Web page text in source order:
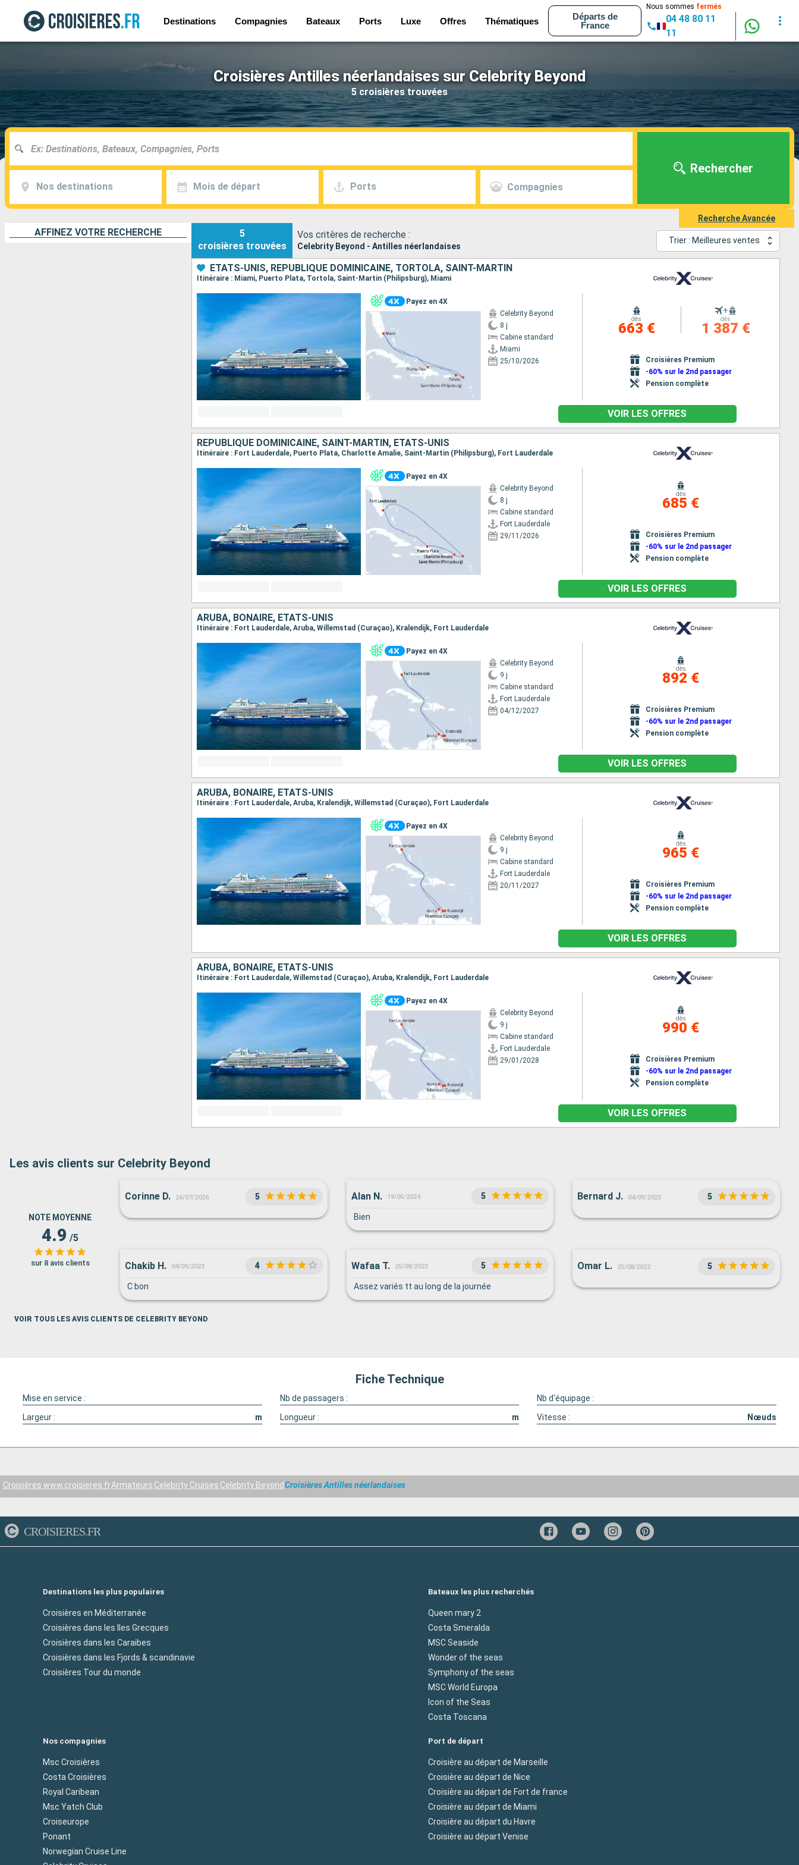
Destinations Compagnies Bateaux Ports Luxe Offres Thématiques
Départs de
France
Nous sommes fermés
04 48 80 11
11
Croisières Antilles néerlandaises sur Celebrity Beyond
5 croisières trouvées
Nos destinations Mois de départ Ports Compagnies
Rechercher
Recherche Avancée
AFFINEZ VOTRE RECHERCHE
5
croisières trouvées
Vos critères de recherche :
Celebrity Beyond - Antilles néerlandaises
Trier : Meilleures ventes
ÉTATS-UNIS, RÉPUBLIQUE DOMINICAINE, TORTOLA, SAINT-MARTIN
Itinéraire : Miami, Puerto Plata, Tortola, Saint-Martin (Philipsburg), Miami
Payez en 4X
Celebrity Beyond
8 j
Cabine standard
Miami
25/10/2026
dès
663 €
+
dès
1 387 €
Croisières Premium
-60% sur le 2nd passager
Pension complète
VOIR LES OFFRES
RÉPUBLIQUE DOMINICAINE, SAINT-MARTIN, ÉTATS-UNIS
Itinéraire : Fort Lauderdale, Puerto Plata, Charlotte Amalie, Saint-Martin (Philipsburg), Fort Lauderdale
Payez en 4X
Celebrity Beyond
8 j
Cabine standard
Fort Lauderdale
29/11/2026
dès
685 €
Croisières Premium
-60% sur le 2nd passager
Pension complète
VOIR LES OFFRES
ARUBA, BONAIRE, ÉTATS-UNIS
Itinéraire : Fort Lauderdale, Aruba, Willemstad (Curaçao), Kralendijk, Fort Lauderdale
Payez en 4X
Celebrity Beyond
9 j
Cabine standard
Fort Lauderdale
04/12/2027
dès
892 €
Croisières Premium
-60% sur le 2nd passager
Pension complète
VOIR LES OFFRES
ARUBA, BONAIRE, ÉTATS-UNIS
Itinéraire : Fort Lauderdale, Aruba, Kralendijk, Willemstad (Curaçao), Fort Lauderdale
Payez en 4X
Celebrity Beyond
9 j
Cabine standard
Fort Lauderdale
20/11/2027
dès
965 €
Croisières Premium
-60% sur le 2nd passager
Pension complète
VOIR LES OFFRES
ARUBA, BONAIRE, ÉTATS-UNIS
Itinéraire : Fort Lauderdale, Willemstad (Curaçao), Aruba, Kralendijk, Fort Lauderdale
Payez en 4X
Celebrity Beyond
9 j
Cabine standard
Fort Lauderdale
29/01/2028
dès
990 €
Croisières Premium
-60% sur le 2nd passager
Pension complète
VOIR LES OFFRES
Les avis clients sur Celebrity Beyond
NOTE MOYENNE
4.9 /5
sur 8 avis clients
Corinne D. 26/07/2026 5 Alan N. 19/05/2024 5
Bien
Bernard J. 04/09/2023 5
Chakib H. 04/09/2023 4
C bon
Wafaa T. 25/08/2023 5
Assez variés tt au long de la journée
Omar L. 25/08/2022 5
VOIR TOUS LES AVIS CLIENTS DE CELEBRITY BEYOND
Fiche Technique
Mise en service : Nb de passagers :
Nb d'équipage :
Largeur :
m Longueur : m Vitesse : Nœuds
Croisières www.croisieres.frArmateurs Celebrity Cruises Celebrity BeyondCroisières Antilles néerlandaises
CROISIERES.FR
Destinations les plus populaires
Croisières en Méditerranée
Croisières dans les Iles Grecques
Croisières dans les Caraibes
Croisières dans les Fjords & scandinavie
Croisières Tour du monde
Bateaux les plus recherchés
Queen mary 2
Costa Smeralda
MSC Seaside
Wonder of the seas
Symphony of the seas
MSC World Europa
Icon of the Seas
Costa Toscana
Nos compagnies
Msc Croisières
Costa Croisières
Royal Caribean
Msc Yatch Club
Croiseurope
Ponant
Norwegian Cruise Line
Port de départ
Croisière au départ de Marseille
Croisière au départ de Nice
Croisière au départ de Fort de france
Croisière au départ de Miami
Croisière au départ du Havre
Croisière au départ Venise